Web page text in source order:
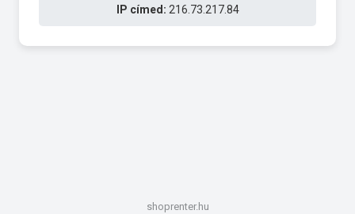
IP címed: 216.73.217.84
shoprenter.hu